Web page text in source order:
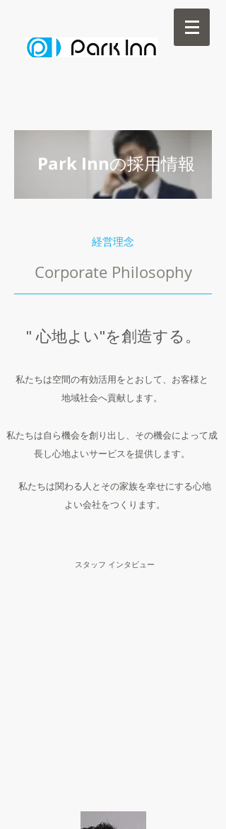
Park Innの採用情報
経営理念
Corporate Philosophy
" 心地よい"を創造する。
私たちは空間の有効活用をとおして、お客様と
地域社会へ貢献します。
私たちは自ら機会を創り出し、その機会によって成
長し心地よいサービスを提供します。
私たちは関わる人とその家族を幸せにする心地
よい会社をつくります。
スタッフ インタビュー